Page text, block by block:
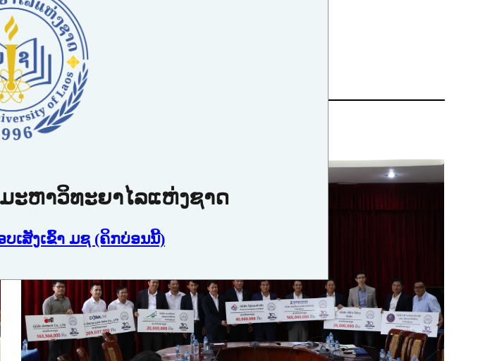
ະຫາວິທະຍາໄລແຫ່ງຊາດ
ເສັງເຂົ້າ ມຊ (ຄິກບ່ອນນີ້)